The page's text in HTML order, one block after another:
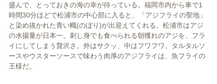
盛んで、とっておきの海の幸が待っている。福岡市内から車で1
時間30分ほどで松浦市の中心部に入ると、「アジフライの聖地」
と染め抜かれた青い幟(のぼり)が出迎えてくれる。松浦市はアジ
の水揚量が日本一。刺し身でも食べられる朝獲れのアジを、フラ
イにしてしまう贅沢さ。外はサクッ、中はフワフワ。タルタルソ
ースやウスターソースで味わう肉厚のアジフライは、魚フライの
王様だ。